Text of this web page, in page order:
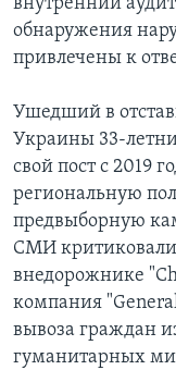
внутренний
обнаружения
привлечены к
Ушедший в
Украины 33-
свой пост с 2019
региональную
предвыборную
СМИ критиковали
внедорожнике
компания
вывоза граждан
гуманитарных